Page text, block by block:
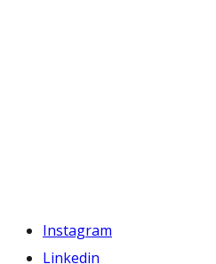
Instagram
Linkedin